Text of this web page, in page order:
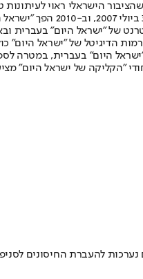
הישראלי ראוי לעיתונות
תשלום. המהדורה
הדיגיטל של "ישראל היום"
של "ישראל היום" בעברית,
"הקליקה של ישראל היום"
להעברת החיסונים